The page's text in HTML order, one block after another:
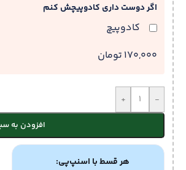
اگر دوست داری کادوپیچش کنم
کادوپیچ
170,000 تومان
-
+
افزودن به
هر قسط با اسنپ‌پی: